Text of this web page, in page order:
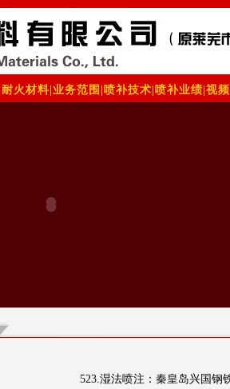
耐火材料 业务范围 喷补技术 喷补业绩 视
523.湿法喷注：秦皇岛兴国钢